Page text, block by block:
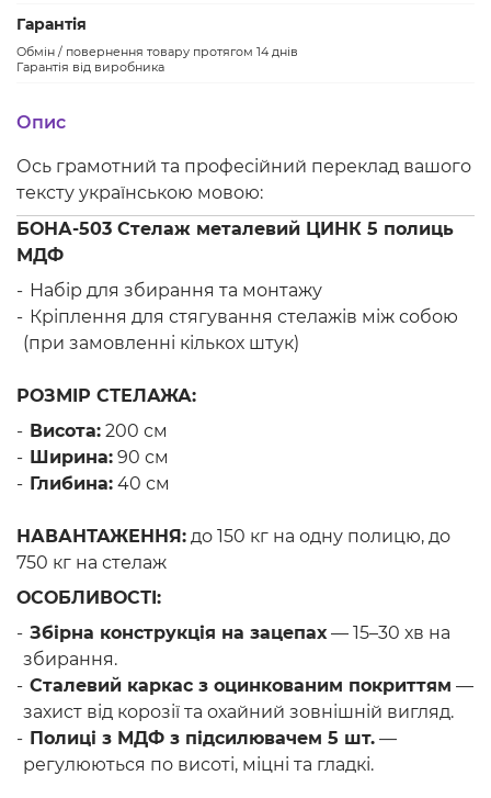
Гарантія
Обмін / повернення товару протягом 14 днів
Гарантія від виробника
Опис
Ось грамотний та професійний переклад вашого
тексту українською мовою:
БОНА-503 Стелаж металевий ЦИНК 5 полиць
МДФ
Набір для збирання та монтажу
Кріплення для стягування стелажів між собою
(при замовленні кількох штук)
РОЗМІР СТЕЛАЖА:
Висота: 200 см
Ширина: 90 см
Глибина: 40 см
НАВАНТАЖЕННЯ: до 150 кг на одну полицю, до
750 кг на стелаж
ОСОБЛИВОСТІ:
Збірна конструкція на зацепах — 15–30 хв на
збирання.
Сталевий каркас з оцинкованим покриттям —
захист від корозії та охайний зовнішній вигляд.
Полиці з МДФ з підсилювачем 5 шт. —
регулюються по висоті, міцні та гладкі.